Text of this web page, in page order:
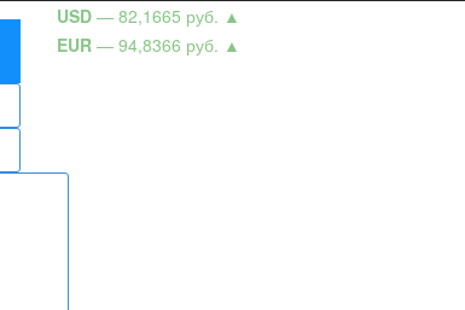
USD — 82,1665 руб. ▲
EUR — 94,8366 руб. ▲